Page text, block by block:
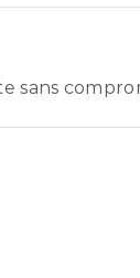
sans